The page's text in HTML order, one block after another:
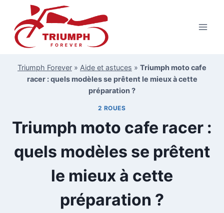
contenu
Triumph Forever » Aide et astuces » Triumph moto cafe
racer : quels modèles se prêtent le mieux à cette
préparation ?
2 ROUES
Triumph moto cafe racer :
quels modèles se prêtent
le mieux à cette
préparation ?